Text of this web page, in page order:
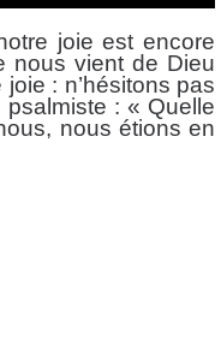
joie est encore
nous vient de Dieu
: n’hésitons pas
: « Quelle
nous étions en